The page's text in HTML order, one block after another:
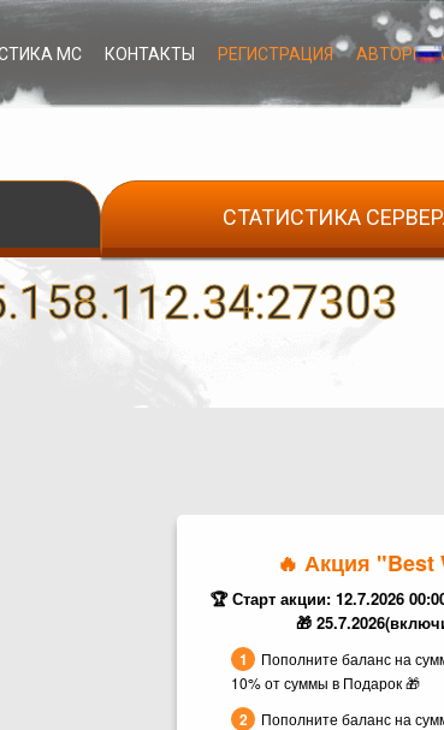
МС КОНТАКТЫ РЕГИСТРАЦИЯ
СТАТИСТИКА
🔥 Акция "Best
🏆 Старт акции: 12.7.2026
🎁
Пополните баланс на
10% от суммы в Подарок 🎁
Пополните баланс на